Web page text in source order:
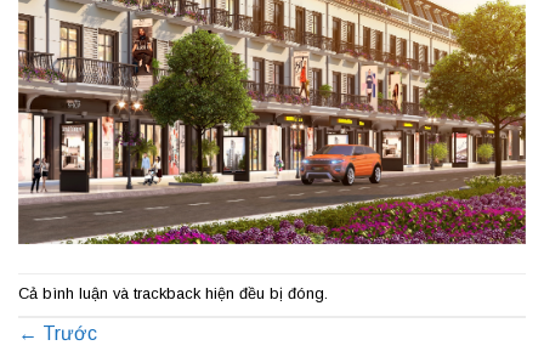
Cả bình luận và trackback hiện đều bị đóng.
← Trước